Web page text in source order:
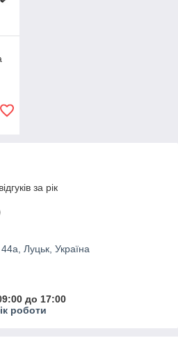
за рік
Луцьк, Україна
до 17:00
роботи